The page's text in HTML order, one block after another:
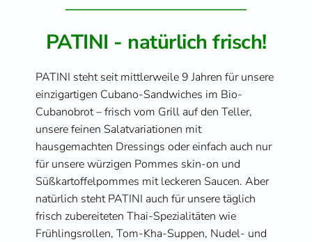
PATINI - natürlich frisch!
PATINI steht seit mittlerweile 9 Jahren für unsere
einzigartigen Cubano-Sandwiches im Bio-
Cubanobrot – frisch vom Grill auf den Teller,
unsere feinen Salatvariationen mit
hausgemachten Dressings oder einfach auch nur
für unsere würzigen Pommes skin-on und
Süßkartoffelpommes mit leckeren Saucen. Aber
natürlich steht PATINI auch für unsere täglich
frisch zubereiteten Thai-Spezialitäten wie
Frühlingsrollen, Tom-Kha-Suppen, Nudel- und